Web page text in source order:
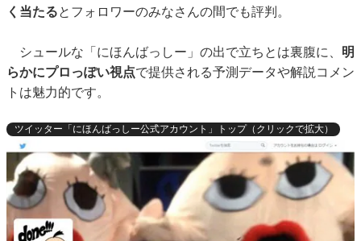
く当たるとフォロワーのみなさんの間でも評判。
シュールな「にほんばっしー」の出で立ちとは裏腹に、 明
らかにプロっぽい視点で提供される予測データや解説コメン
トは魅力的です。
ツイッター「にほんばっしー公式アカウント」トップ（クリックで拡大）